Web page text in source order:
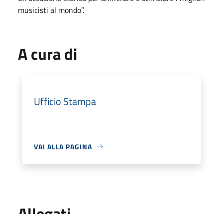
musicisti al mondo”.
A cura di
Ufficio Stampa
VAI ALLA PAGINA